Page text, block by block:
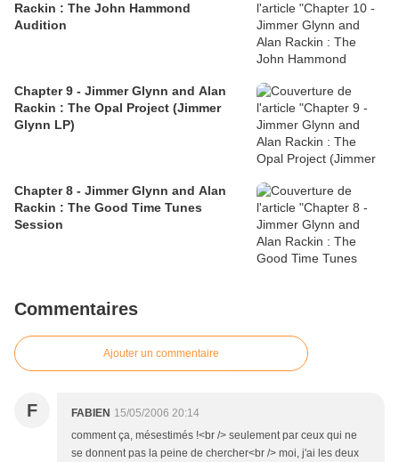
Rackin : The John Hammond
Audition
Chapter 9 - Jimmer Glynn and Alan
Rackin : The Opal Project (Jimmer
Glynn LP)
Chapter 8 - Jimmer Glynn and Alan
Rackin : The Good Time Tunes
Session
Commentaires
Ajouter un commentaire
F FABIEN 15/05/2006 20:14
comment ça, mésestimés !<br /> seulement par ceux qui ne
se donnent pas la peine de chercher<br /> moi, j'ai les deux